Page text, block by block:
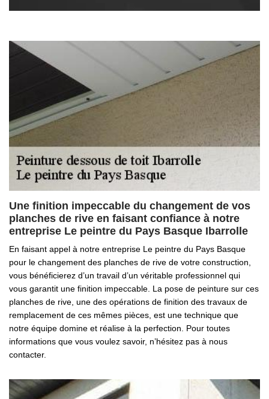
Une finition impeccable du changement de vos
planches de rive en faisant confiance à notre
entreprise Le peintre du Pays Basque Ibarrolle
En faisant appel à notre entreprise Le peintre du Pays Basque
pour le changement des planches de rive de votre construction,
vous bénéficierez d’un travail d’un véritable professionnel qui
vous garantit une finition impeccable. La pose de peinture sur ces
planches de rive, une des opérations de finition des travaux de
remplacement de ces mêmes pièces, est une technique que
notre équipe domine et réalise à la perfection. Pour toutes
informations que vous voulez savoir, n’hésitez pas à nous
contacter.